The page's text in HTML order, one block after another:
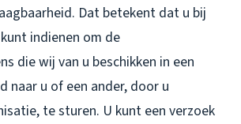
Dat betekent dat u bij
indienen om de
die wij van u beschikken in een
naar u of een ander, door u
te sturen. U kunt een verzoek